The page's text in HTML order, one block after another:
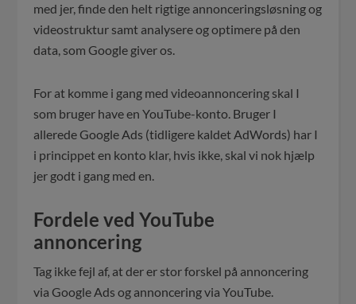
med jer, finde den helt rigtige annonceringsløsning og
videostruktur samt analysere og optimere på den
data, som Google giver os.
For at komme i gang med videoannoncering skal I
som bruger have en YouTube-konto. Bruger I
allerede Google Ads (tidligere kaldet AdWords) har I
i princippet en konto klar, hvis ikke, skal vi nok hjælp
jer godt i gang med en.
Fordele ved YouTube
annoncering
Tag ikke fejl af, at der er stor forskel på annoncering
via Google Ads og annoncering via YouTube.